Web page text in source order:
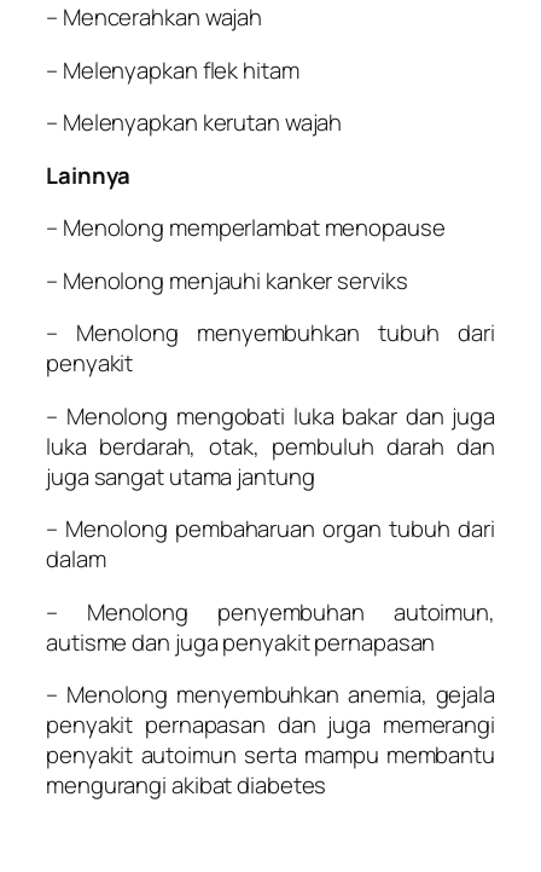
– Mencerahkan wajah
– Melenyapkan flek hitam
– Melenyapkan kerutan wajah
Lainnya
– Menolong memperlambat menopause
– Menolong menjauhi kanker serviks
– Menolong menyembuhkan tubuh dari
penyakit
– Menolong mengobati luka bakar dan juga
luka berdarah, otak, pembuluh darah dan
juga sangat utama jantung
– Menolong pembaharuan organ tubuh dari
dalam
– Menolong penyembuhan autoimun,
autisme dan juga penyakit pernapasan
– Menolong menyembuhkan anemia, gejala
penyakit pernapasan dan juga memerangi
penyakit autoimun serta mampu membantu
mengurangi akibat diabetes